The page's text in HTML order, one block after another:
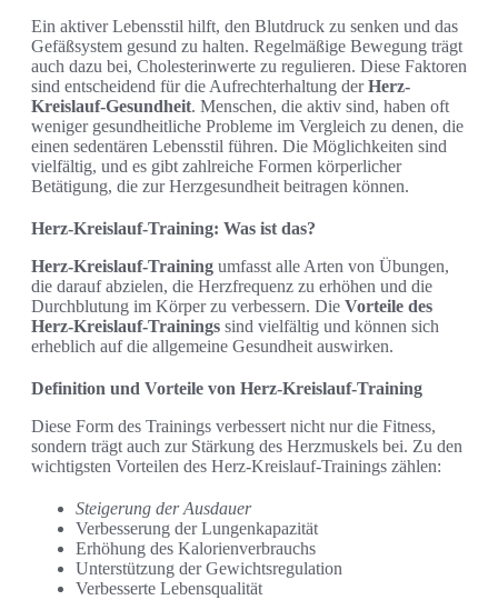
Ein aktiver Lebensstil hilft, den Blutdruck zu senken und das
Gefäßsystem gesund zu halten. Regelmäßige Bewegung trägt
auch dazu bei, Cholesterinwerte zu regulieren. Diese Faktoren
sind entscheidend für die Aufrechterhaltung derHerz-
Kreislauf-Gesundheit. Menschen, die aktiv sind, haben oft
weniger gesundheitliche Probleme im Vergleich zu denen, die
einen sedentären Lebensstil führen. Die Möglichkeiten sind
vielfältig, und es gibt zahlreiche Formen körperlicher
Betätigung, die zur Herzgesundheit beitragen können.
Herz-Kreislauf-Training: Was ist das?
Herz-Kreislauf-Training umfasst alle Arten von Übungen,
die darauf abzielen, die Herzfrequenz zu erhöhen und die
Durchblutung im Körper zu verbessern. Die Vorteile des
Herz-Kreislauf-Trainings sind vielfältig und können sich
erheblich auf die allgemeine Gesundheit auswirken.
Definition und Vorteile von Herz-Kreislauf-Training
Diese Form des Trainings verbessert nicht nur die Fitness,
sondern trägt auch zur Stärkung des Herzmuskels bei. Zu den
wichtigsten Vorteilen des Herz-Kreislauf-Trainings zählen:
Steigerung der Ausdauer
Verbesserung der Lungenkapazität
Erhöhung des Kalorienverbrauchs
Unterstützung der Gewichtsregulation
Verbesserte Lebensqualität